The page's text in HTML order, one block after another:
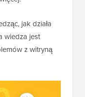
jak działa
wiedza jest
z witryną